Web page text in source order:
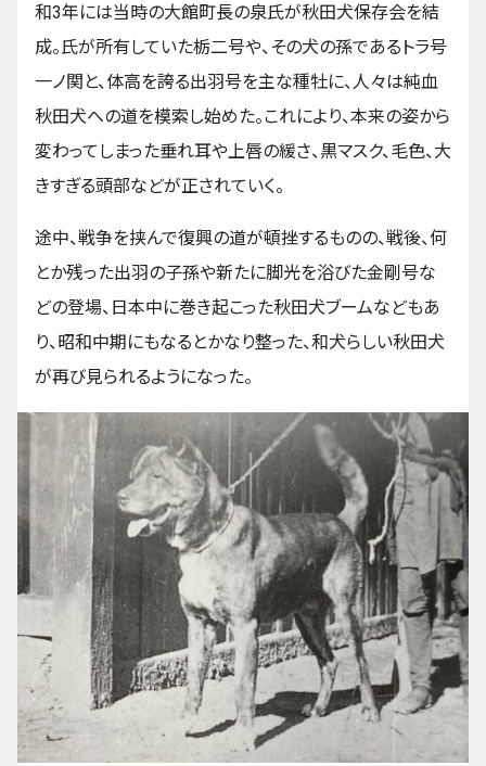
和3年には当時の大館町長の泉氏が秋田犬保存会を結
成。氏が所有していた栃二号や、その犬の孫であるトラ号
一ノ関と、体高を誇る出羽号を主な種牡に、人々は純血
秋田犬への道を模索し始めた。これにより、本来の姿から
変わってしまった垂れ耳や上唇の緩さ、黒マスク、毛色、大
きすぎる頭部などが正されていく。
途中、戦争を挟んで復興の道が頓挫するものの、戦後、何
とか残った出羽の子孫や新たに脚光を浴びた金剛号な
どの登場、日本中に巻き起こった秋田犬ブームなどもあ
り、昭和中期にもなるとかなり整った、和犬らしい秋田犬
が再び見られるようになった。